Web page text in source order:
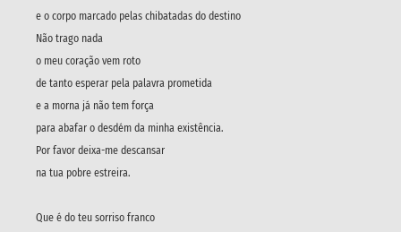
e o corpo marcado pelas chibatadas do destino
Não trago nada
o meu coração vem roto
de tanto esperar pela palavra prometida
e a morna já não tem força
para abafar o desdém da minha existência.
Por favor deixa-me descansar
na tua pobre estreira.
Que é do teu sorriso franco